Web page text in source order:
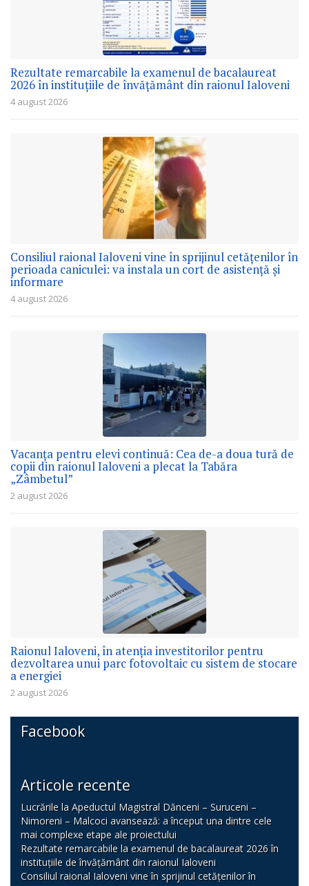
Rezultate remarcabile la examenul de bacalaureat
2026 în instituțiile de învățământ din raionul Ialoveni
4 august 2026
Consiliul raional Ialoveni vine în sprijinul cetățenilor în
perioada caniculei: va instala un cort de asistență și
informare
4 august 2026
Vacanța pentru elevi continuă: Cea de-a doua tură de
copii din raionul Ialoveni a plecat la Tabăra
„Zâmbetul”
2 august 2026
Raionul Ialoveni, în atenția investitorilor pentru
dezvoltarea unui parc fotovoltaic cu sistem de stocare
a energiei
2 august 2026
Facebook
Articole recente
Lucrările la Apeductul Magistral Dănceni – Suruceni –
Nimoreni – Malcoci avansează: a început una dintre cele
mai complexe etape ale proiectului
Rezultate remarcabile la examenul de bacalaureat 2026 în
instituțiile de învățământ din raionul Ialoveni
Consiliul raional Ialoveni vine în sprijinul cetățenilor în